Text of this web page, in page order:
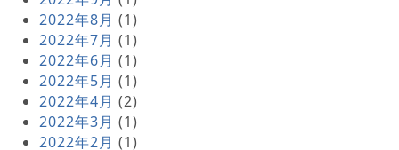
2022年8月 (1)
2022年7月 (1)
2022年6月 (1)
2022年5月 (1)
2022年4月 (2)
2022年3月 (1)
2022年2月 (1)